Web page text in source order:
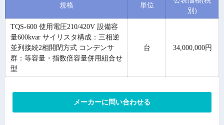
規格 単位
別)
TQS-600 使用電圧210/420V 設備容
量600kvar サイリスタ構成：三相逆
並列接続2相開閉方式 コンデンサ
群：等容量・指数倍容量併用組合せ
型
台 34,000,000円
メーカーに問い合わせる